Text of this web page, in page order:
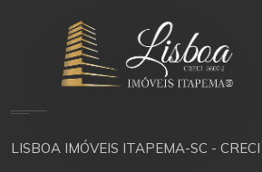
LISBOA IMÓVEIS ITAPEMA-SC -